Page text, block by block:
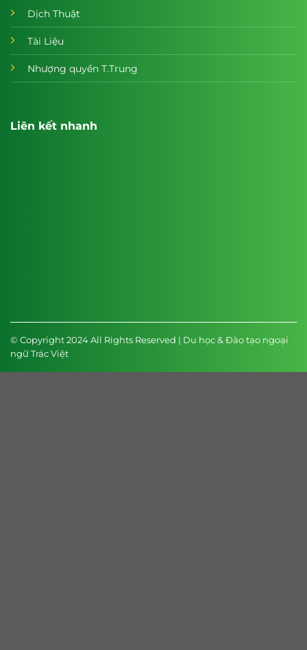
Dịch Thuật
Tài Liệu
Nhượng quyền T.Trung
Liên kết nhanh
© Copyright 2024 All Rights Reserved | Du học & Đào tạo ngoại
ngữ Trác Việt